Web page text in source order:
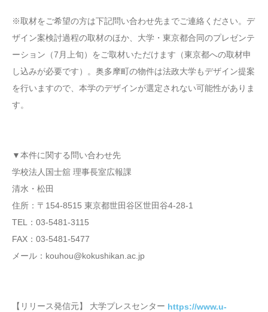
※取材をご希望の方は下記問い合わせ先までご連絡ください。デ
ザイン案検討過程の取材のほか、大学・東京都合同のプレゼンテ
ーション（7月上旬）をご取材いただけます（東京都への取材申
し込みが必要です）。奥多摩町の物件は法政大学もデザイン提案
を行いますので、本学のデザインが選定されない可能性がありま
す。
▼本件に関する問い合わせ先
学校法人国士舘 理事長室広報課
清水・松田
住所：〒154-8515 東京都世田谷区世田谷4-28-1
TEL：03-5481-3115
FAX：03-5481-5477
メール：kouhou@kokushikan.ac.jp
【リリース発信元】 大学プレスセンター https://www.u-